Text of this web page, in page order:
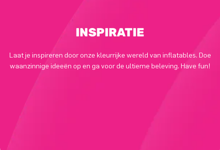
INSPIRATIE
Laat je inspireren door onze kleurrijke wereld van inflatables. Doe
waanzinnige ideeën op en ga voor de ultieme beleving. Have fun!